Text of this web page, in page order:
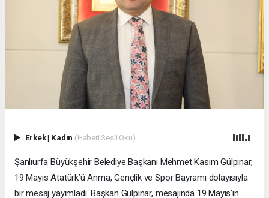
Erkek| Kadın (Haberi Sesli Oku)
Şanlıurfa Büyükşehir Belediye Başkanı Mehmet Kasım Gülpınar,
19 Mayıs Atatürk’ü Anma, Gençlik ve Spor Bayramı dolayısıyla
bir mesaj yayımladı. Başkan Gülpınar, mesajında 19 Mayıs’ın